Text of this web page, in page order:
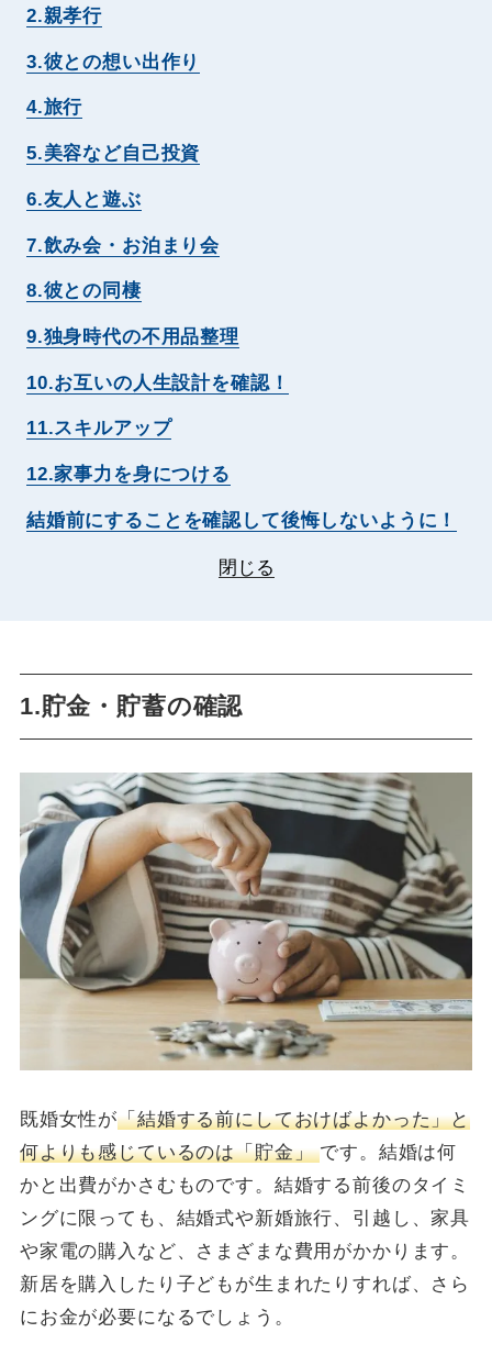
2.親孝行
3.彼との想い出作り
4.旅行
5.美容など自己投資
6.友人と遊ぶ
7.飲み会・お泊まり会
8.彼との同棲
9.独身時代の不用品整理
10.お互いの人生設計を確認！
11.スキルアップ
12.家事力を身につける
結婚前にすることを確認して後悔しないように！
閉じる
1.貯金・貯蓄の確認
既婚女性が「結婚する前にしておけばよかった」と
何よりも感じているのは「貯金」です。結婚は何
かと出費がかさむものです。結婚する前後のタイミ
ングに限っても、結婚式や新婚旅行、引越し、家具
や家電の購入など、さまざまな費用がかかります。
新居を購入したり子どもが生まれたりすれば、さら
にお金が必要になるでしょう。